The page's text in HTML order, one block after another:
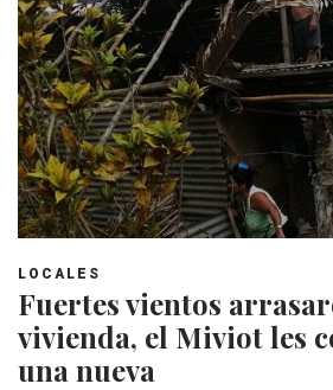
LOCALES
Fuertes vientos
vivienda, el Miviot les
una nueva